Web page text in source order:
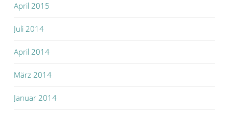
April 2015
Juli 2014
April 2014
März 2014
Januar 2014